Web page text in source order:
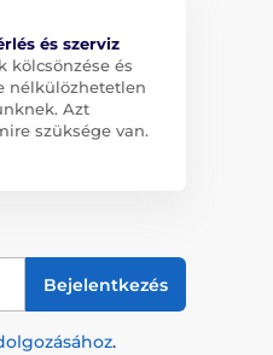
és szerviz
kölcsönzése és
nélkülözhetetlen
Azt
szüksége van.
Bejelentkezés
.